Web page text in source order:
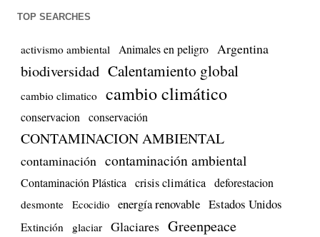
TOP SEARCHES
activismo ambiental Animales en peligro Argentina
biodiversidad Calentamiento global
cambio climatico cambio climático
conservacion conservación
CONTAMINACION AMBIENTAL
contaminación contaminación ambiental
Contaminación Plástica crisis climática deforestacion
desmonte Ecocidio energía renovable Estados Unidos
Extinción glaciar Glaciares Greenpeace